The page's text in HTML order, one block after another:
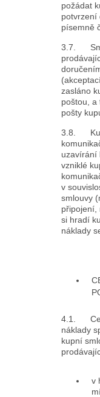
požádat
potvrzení
písemně
3.7.
zasláno
poštou, a
pošty
3.8.
uzavírání
vzniklé
v
smlouvy
připojení,
si hradí
náklady
4.1.
náklady
kupní
v